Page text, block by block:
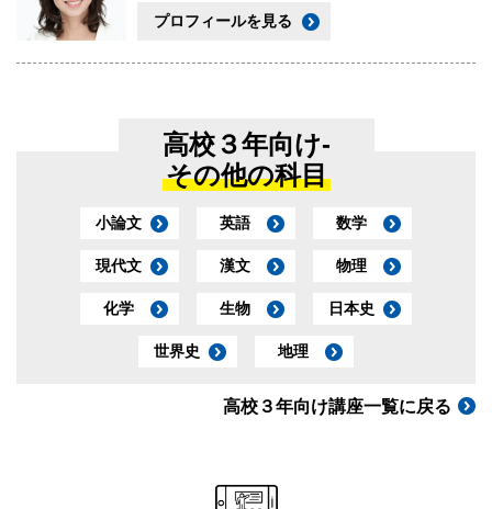
プロフィールを見る
高校３年向け-
その他の科目
小論文 英語 数学
現代文 漢文 物理
化学 生物 日本史
世界史 地理
高校３年向け講座一覧に戻る